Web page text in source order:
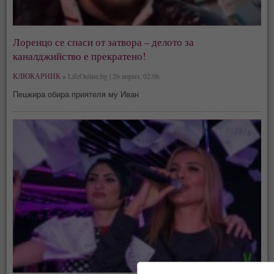
Лоренцо се спаси от затвора – делото за
каналджийство е прекратено!
КЛЮКАРНИК » LifeOnline.bg | 26 април, 02:06
Пешкира обира приятеля му Иван